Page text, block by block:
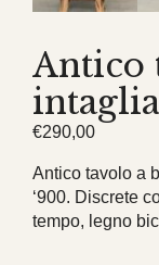
Antico
€290,00
Antico tavolo a
‘900. Discrete
tempo, legno